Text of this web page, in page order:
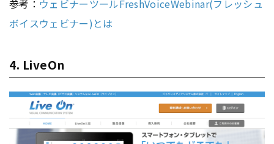
参考： ウェビナーツールFreshVoiceWebinar(フレッシュ
ボイスウェビナー)とは
4. LiveOn